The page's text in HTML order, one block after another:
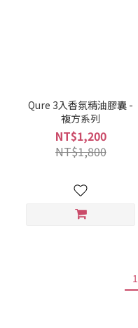
Qure 3入香氛精油膠囊 -
複方系列
NT$1,200
NT$1,800
1